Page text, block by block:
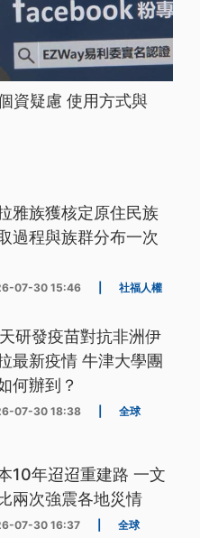
資疑慮 使用方式與
雅族獲核定原住民族
過程與族群分布一次
07-30 15:46 社福人權
研發疫苗對抗非洲伊
最新疫情 牛津大學團
何辦到？
07-30 18:38 全球
10年迢迢重建路 一文
兩次強震各地災情
07-30 16:37 全球